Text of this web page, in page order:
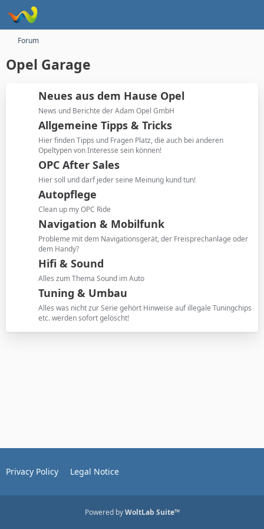
Forum
Opel Garage
Neues aus dem Hause Opel
News und Berichte der Adam Opel GmbH
Allgemeine Tipps & Tricks
Hier finden Tipps und Fragen Platz, die auch bei anderen
Opeltypen von Interesse sein können!
OPC After Sales
Hier soll und darf jeder seine Meinung kund tun!
Autopflege
Clean up my OPC Ride
Navigation & Mobilfunk
Probleme mit dem Navigationsgerät, der Freisprechanlage oder
dem Handy?
Hifi & Sound
Alles zum Thema Sound im Auto
Tuning & Umbau
Alles was nicht zur Serie gehört Hinweise auf illegale Tuningchips
etc. werden sofort gelöscht!
Privacy Policy Legal Notice
Powered byWoltLab Suite™